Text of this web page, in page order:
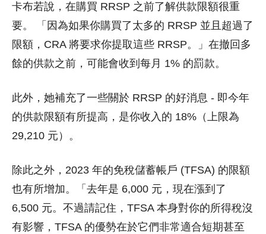
卡布若說，在購買 RRSP 之前了解供款限額很重
要。 「因為如果你購買了太多的 RRSP 並且超過了
限額，CRA 將要求你提取這些 RRSP。」在撤回多
餘的供款之前，可能會收到每月 1% 的罰款。
此外，她補充了一些關於 RRSP 的好消息 - 即今年
的供款限額有所提高，是你收入的 18%（上限為
29,210 元）。
除此之外，2023 年的免稅儲蓄帳戶 (TFSA) 的限額
也有所增加。「去年是 6,000 元，現在漲到了
6,500 元。不過請記住，TFSA 本身對你的所得稅沒
有影響，TFSA 的優勢在於它們非常適合短期甚至